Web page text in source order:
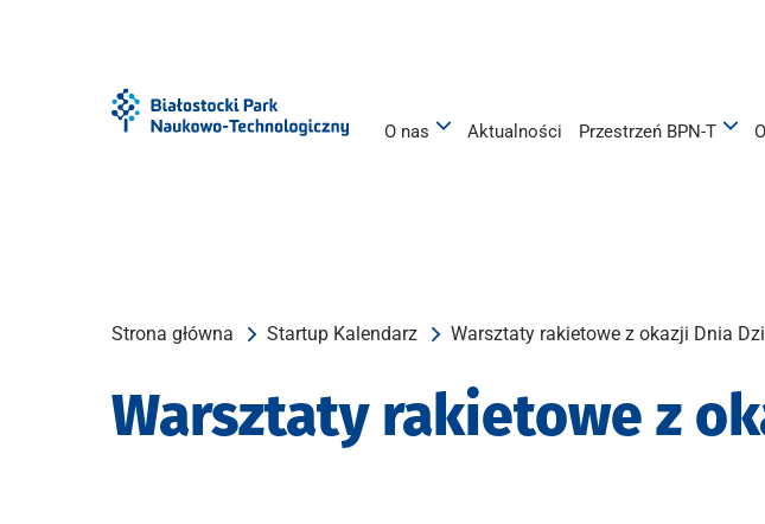
O nas Aktualności Przestrzeń BPN-T
Strona główna Startup Kalendarz Warsztaty rakietowe z okazji Dnia
Warsztaty rakietowe z